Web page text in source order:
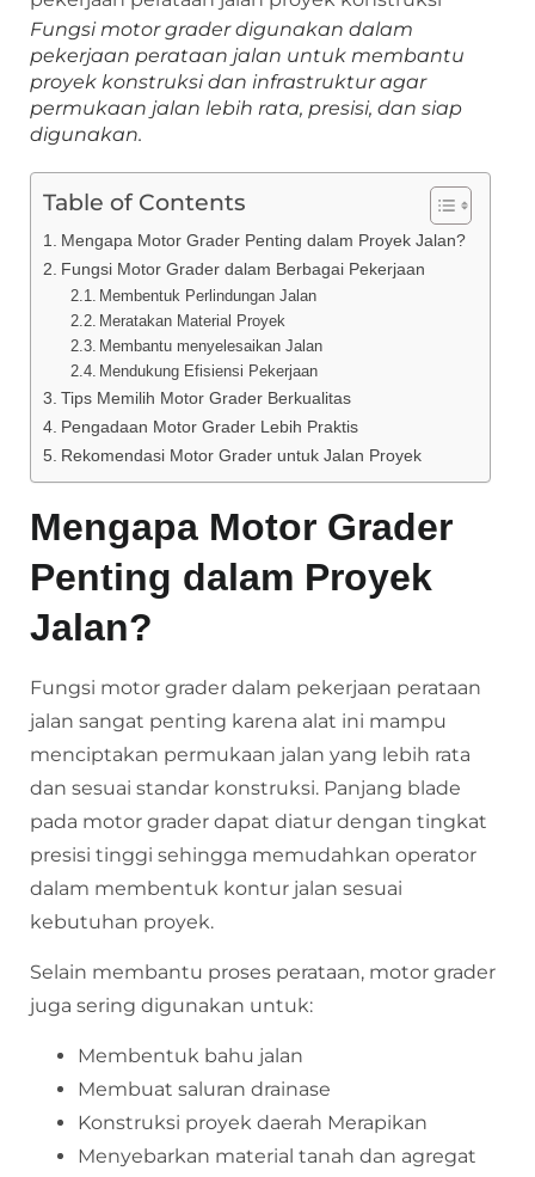
Fungsi motor grader digunakan dalam
pekerjaan perataan jalan untuk membantu
proyek konstruksi dan infrastruktur agar
permukaan jalan lebih rata, presisi, dan siap
digunakan.
Table of Contents
Mengapa Motor Grader Penting dalam Proyek Jalan?
Fungsi Motor Grader dalam Berbagai Pekerjaan
Membentuk Perlindungan Jalan
Meratakan Material Proyek
Membantu menyelesaikan Jalan
Mendukung Efisiensi Pekerjaan
Tips Memilih Motor Grader Berkualitas
Pengadaan Motor Grader Lebih Praktis
Rekomendasi Motor Grader untuk Jalan Proyek
Mengapa Motor Grader
Penting dalam Proyek
Jalan?
Fungsi motor grader dalam pekerjaan perataan
jalan sangat penting karena alat ini mampu
menciptakan permukaan jalan yang lebih rata
dan sesuai standar konstruksi. Panjang blade
pada motor grader dapat diatur dengan tingkat
presisi tinggi sehingga memudahkan operator
dalam membentuk kontur jalan sesuai
kebutuhan proyek.
Selain membantu proses perataan, motor grader
juga sering digunakan untuk:
Membentuk bahu jalan
Membuat saluran drainase
Konstruksi proyek daerah Merapikan
Menyebarkan material tanah dan agregat